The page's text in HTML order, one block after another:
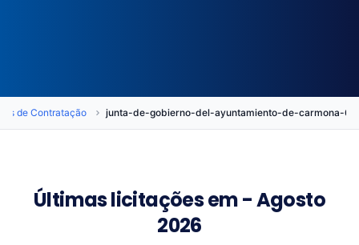
de Contratação junta-de-gobierno-del-ayuntamiento-de-carmona-
Últimas licitações em - Agosto
2026